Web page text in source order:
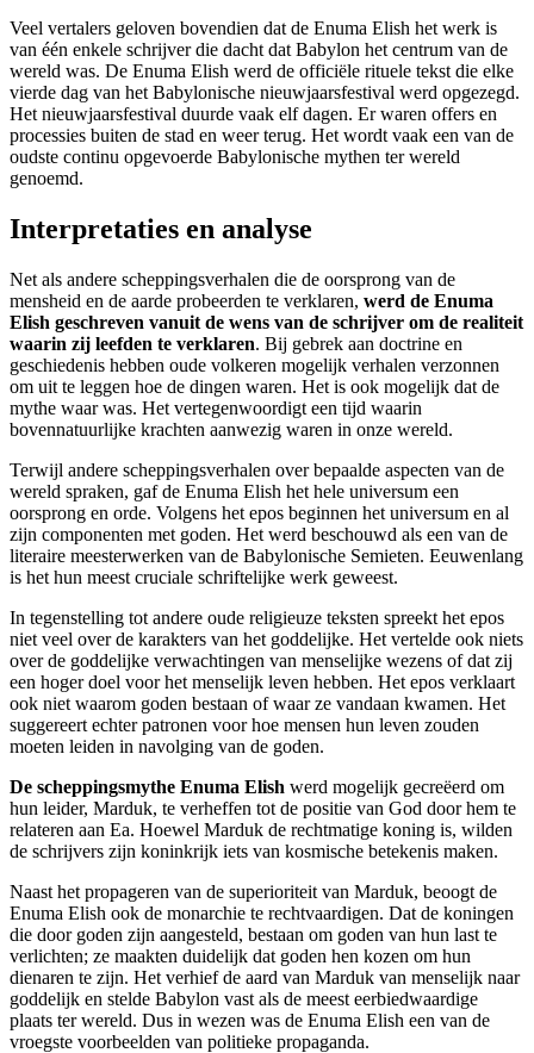
Veel vertalers geloven bovendien dat de Enuma Elish het werk is
van één enkele schrijver die dacht dat Babylon het centrum van de
wereld was. De Enuma Elish werd de officiële rituele tekst die elke
vierde dag van het Babylonische nieuwjaarsfestival werd opgezegd.
Het nieuwjaarsfestival duurde vaak elf dagen. Er waren offers en
processies buiten de stad en weer terug. Het wordt vaak een van de
oudste continu opgevoerde Babylonische mythen ter wereld
genoemd.
Interpretaties en analyse
Net als andere scheppingsverhalen die de oorsprong van de
mensheid en de aarde probeerden te verklaren, werd de Enuma
Elish geschreven vanuit de wens van de schrijver om de realiteit
waarin zij leefden te verklaren. Bij gebrek aan doctrine en
geschiedenis hebben oude volkeren mogelijk verhalen verzonnen
om uit te leggen hoe de dingen waren. Het is ook mogelijk dat de
mythe waar was. Het vertegenwoordigt een tijd waarin
bovennatuurlijke krachten aanwezig waren in onze wereld.
Terwijl andere scheppingsverhalen over bepaalde aspecten van de
wereld spraken, gaf de Enuma Elish het hele universum een
oorsprong en orde. Volgens het epos beginnen het universum en al
zijn componenten met goden. Het werd beschouwd als een van de
literaire meesterwerken van de Babylonische Semieten. Eeuwenlang
is het hun meest cruciale schriftelijke werk geweest.
In tegenstelling tot andere oude religieuze teksten spreekt het epos
niet veel over de karakters van het goddelijke. Het vertelde ook niets
over de goddelijke verwachtingen van menselijke wezens of dat zij
een hoger doel voor het menselijk leven hebben. Het epos verklaart
ook niet waarom goden bestaan of waar ze vandaan kwamen. Het
suggereert echter patronen voor hoe mensen hun leven zouden
moeten leiden in navolging van de goden.
De scheppingsmythe Enuma Elish werd mogelijk gecreëerd om
hun leider, Marduk, te verheffen tot de positie van God door hem te
relateren aan Ea. Hoewel Marduk de rechtmatige koning is, wilden
de schrijvers zijn koninkrijk iets van kosmische betekenis maken.
Naast het propageren van de superioriteit van Marduk, beoogt de
Enuma Elish ook de monarchie te rechtvaardigen. Dat de koningen
die door goden zijn aangesteld, bestaan om goden van hun last te
verlichten; ze maakten duidelijk dat goden hen kozen om hun
dienaren te zijn. Het verhief de aard van Marduk van menselijk naar
goddelijk en stelde Babylon vast als de meest eerbiedwaardige
plaats ter wereld. Dus in wezen was de Enuma Elish een van de
vroegste voorbeelden van politieke propaganda.